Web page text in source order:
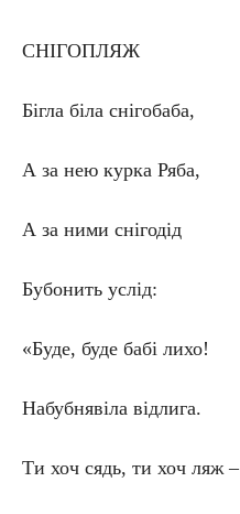
СНІГОПЛЯЖ
Бігла біла снігобаба,
А за нею курка Ряба,
А за ними снігодід
Бубонить услід:
«Буде, буде бабі лихо!
Набубнявіла відлига.
Ти хоч сядь, ти хоч ляж –